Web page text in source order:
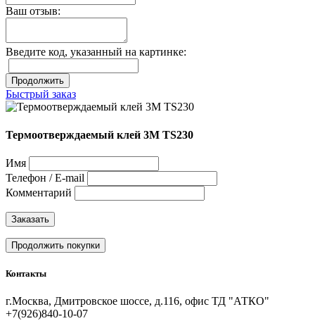
Ваш отзыв:
Введите код, указанный на картинке:
Продолжить
Быстрый заказ
Термоотверждаемый клей 3М TS230
Имя
Телефон / E-mail
Комментарий
Заказать
Продолжить покупки
Контакты
г.Москва, Дмитровское шоссе, д.116, офис ТД "АТКО"
+7(926)840-10-07